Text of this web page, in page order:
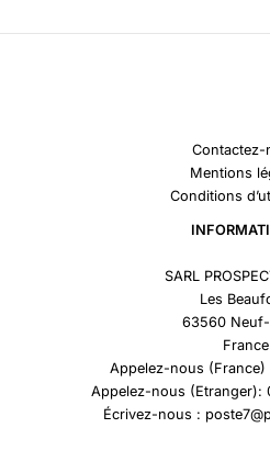
Contactez-
Mentions
Conditions
SARL
Les
63560
France
Appelez-nous
Appelez-nous (Etranger):
Écrivez-nous :